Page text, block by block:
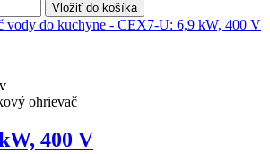
Vložiť do košíka
ohrievač
400 V